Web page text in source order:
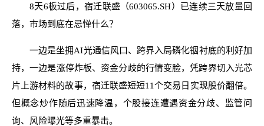
8天6板过后，宿迁联盛（603065.SH）已连续三天放量回
落，市场到底在忌惮什么？
一边是坐拥AI光通信风口、跨界入局磷化铟衬底的利好加
持，一边是涨停炸板、资金分歧的行情变脸，凭跨界切入光芯
片上游材料的故事，宿迁联盛短短11个交易日实现股价翻倍。
但概念炒作随后迅速降温，个股接连遭遇资金分歧、监管问
询、风险曝光等多重暴击。